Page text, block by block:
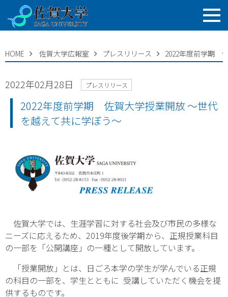
HOME 佐賀大学広報室 プレスリリース 2022年度前学期
2022年02月28日 プレスリリース
2022年度前学期 佐賀大学授業開放 ～世代
を越えて共に学ぼう～
佐賀大学では、生涯学習に対する社会及び市民の多様な
ニーズに応えるため、2019年度後学期から、正規授業科目
の一部を「公開講座」の一種として開放しています。
「授業開放」とは、日ごろ本学の学生が学んでいる正規
の科目の一部を、学生とともに 受講していただく機会を提
供するものです。